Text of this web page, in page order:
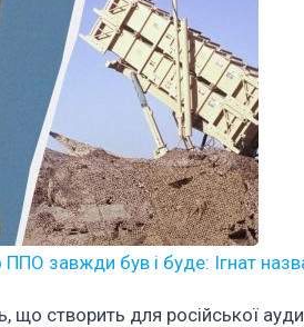
завжди був і буде: Ігнат
що створить для російської